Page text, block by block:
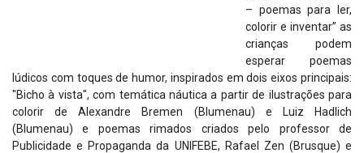
– poemas para ler,
colorir e inventar” as
crianças podem
esperar poemas
lúdicos com toques de humor, inspirados em dois eixos principais:
"Bicho à vista", com temática náutica a partir de ilustrações para
colorir de Alexandre Bremen (Blumenau) e Luiz Hadlich
(Blumenau) e poemas rimados criados pelo professor de
Publicidade e Propaganda da UNIFEBE, Rafael Zen (Brusque) e